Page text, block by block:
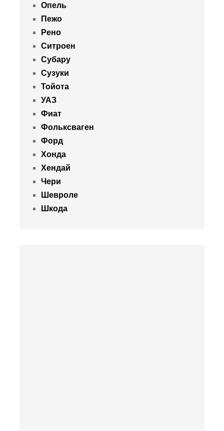
Опель
Пежо
Рено
Ситроен
Субару
Сузуки
Тойота
УАЗ
Фиат
Фольксваген
Форд
Хонда
Хендай
Чери
Шевроле
Шкода